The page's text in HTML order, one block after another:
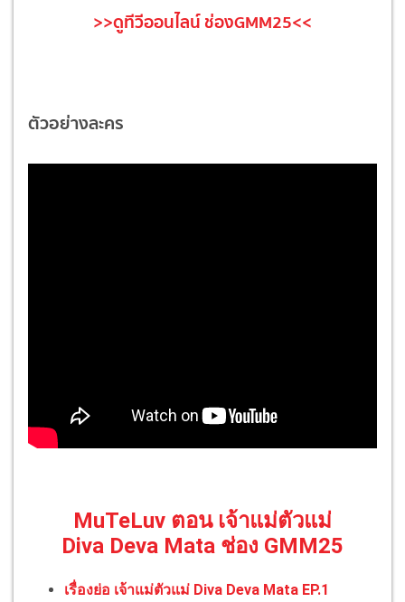
>>ดูทีวีออนไลน์ ช่องGMM25<<
ตัวอย่างละคร
MuTeLuv ตอน เจ้าแม่ตัวแม่
Diva Deva Mata ช่อง GMM25
เรื่องย่อ เจ้าแม่ตัวแม่ Diva Deva Mata EP.1